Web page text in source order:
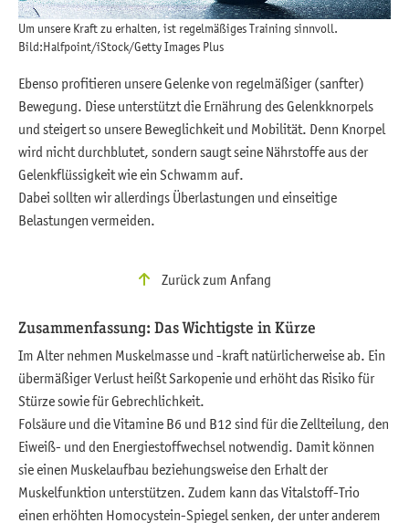
Um unsere Kraft zu erhalten, ist regelmäßiges Training sinnvoll.
Bild:Halfpoint/iStock/Getty Images Plus
Ebenso profitieren unsere Gelenke von regelmäßiger (sanfter)
Bewegung. Diese unterstützt die Ernährung des Gelenkknorpels
und steigert so unsere Beweglichkeit und Mobilität. Denn Knorpel
wird nicht durchblutet, sondern saugt seine Nährstoffe aus der
Gelenkflüssigkeit wie ein Schwamm auf.
Dabei sollten wir allerdings Überlastungen und einseitige
Belastungen vermeiden.
Zurück zum Anfang
Zusammenfassung: Das Wichtigste in Kürze
Im Alter nehmen Muskelmasse und -kraft natürlicherweise ab. Ein
übermäßiger Verlust heißt Sarkopenie und erhöht das Risiko für
Stürze sowie für Gebrechlichkeit.
Folsäure und die Vitamine B6 und B12 sind für die Zellteilung, den
Eiweiß- und den Energiestoffwechsel notwendig. Damit können
sie einen Muskelaufbau beziehungsweise den Erhalt der
Muskelfunktion unterstützen. Zudem kann das Vitalstoff-Trio
einen erhöhten Homocystein-Spiegel senken, der unter anderem